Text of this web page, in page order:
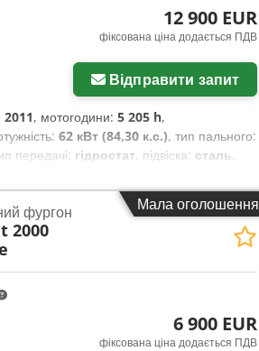
12 900 EUR
фіксована ціна додається ПДВ
Відправити запит
2011, мотогодини: 5 205 h,
62 кВт (84,30 к.с.), тип пального:
передачі: гідростат, підвіска: сталь,
рівень шуму
Мала оголошення
фургон
2000
6 900 EUR
фіксована ціна додається ПДВ